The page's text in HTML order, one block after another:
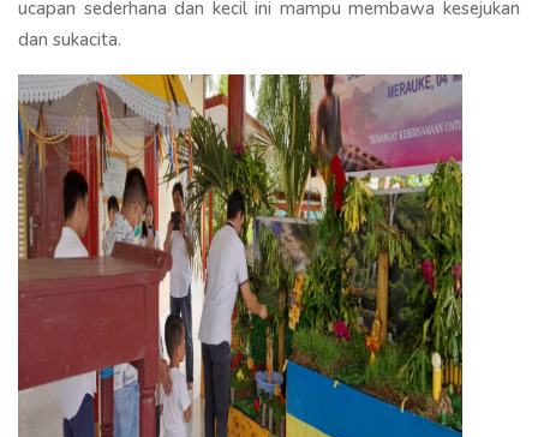
ucapan sederhana dan kecil ini mampu membawa kesejukan
dan sukacita.